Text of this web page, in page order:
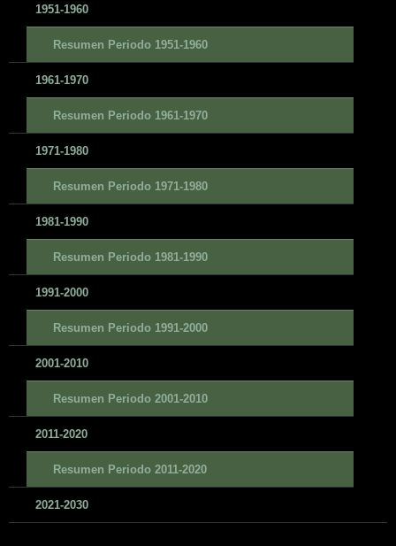
1951-1960
Resumen Periodo 1951-1960
1961-1970
Resumen Periodo 1961-1970
1971-1980
Resumen Periodo 1971-1980
1981-1990
Resumen Periodo 1981-1990
1991-2000
Resumen Periodo 1991-2000
2001-2010
Resumen Periodo 2001-2010
2011-2020
Resumen Periodo 2011-2020
2021-2030